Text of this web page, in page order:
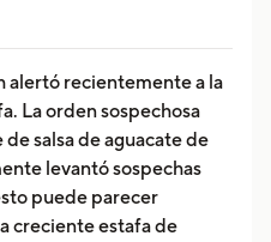
alertó recientemente a la
La orden sospechosa
salsa de aguacate de
levantó sospechas
puede parecer
creciente estafa de